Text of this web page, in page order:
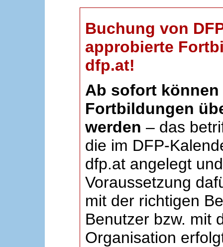
Buchung von
approbierte
dfp.at!
Ab sofort können
Fortbildungen
werden – das
die im DFP-
dfp.at angelegt
Voraussetzung
mit der richtigen
Benutzer bzw. mit
Organisation